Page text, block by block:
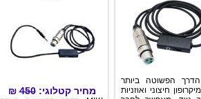
MIKI הדרך הפשוטה ביותר
חיצוני ואוזניות
מחיר קטלוגי:450
₪